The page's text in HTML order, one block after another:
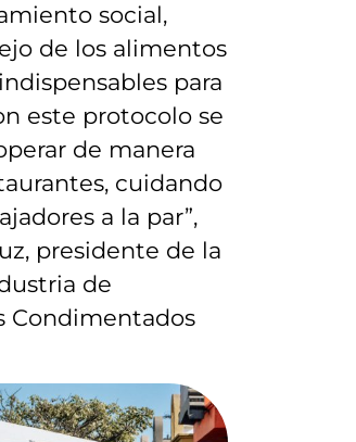
social,
de los alimentos
para
este protocolo se
de manera
cuidando
a la par”,
presidente de la
de
Condimentados